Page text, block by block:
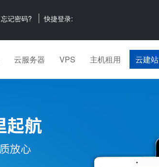
忘记密码? 快捷登录:
云服务器 VPS 主机租用 云建站